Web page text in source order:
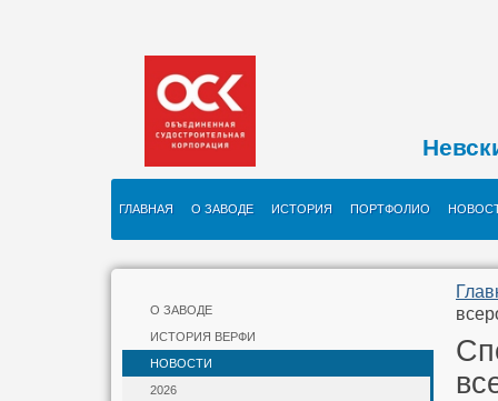
ГЛАВНАЯ О ЗАВОДЕ ИСТОРИЯ ПОРТФОЛИО
О ЗАВОДЕ
ИСТОРИЯ ВЕРФИ
НОВОСТИ
2026